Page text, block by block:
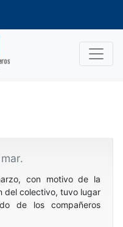
con motivo de la
del colectivo, tuvo lugar
de los compañeros